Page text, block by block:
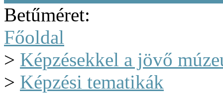
Betűméret:
Főoldal
> Képzésekkel a jövő
> Képzési tematikák